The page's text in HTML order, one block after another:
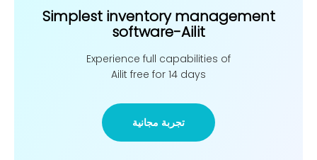
Simplest inventory management
software-Ailit
Experience full capabilities of
Ailit free for 14 days
تجربة مجانية